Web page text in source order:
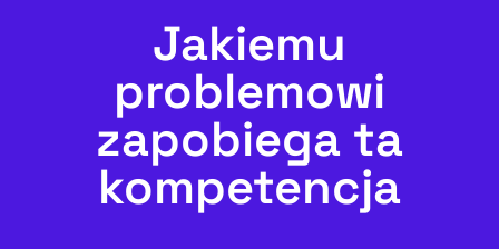
Jakiemu
problemowi
zapobiega ta
kompetencja